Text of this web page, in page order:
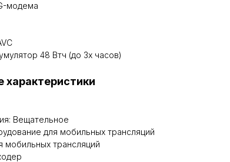
модема
48 Втч (до 3х часов)
характеристики
Вещательное
для мобильных трансляций
мобильных трансляций